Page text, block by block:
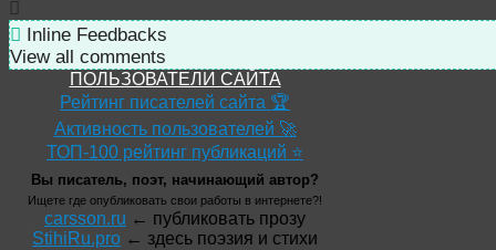
Inline Feedbacks
View all comments
ПОЛЬЗОВАТЕЛИ САЙТА
Рейтинг писателей сайта 🏆
Активность пользователей 🚀
ТОП-100 рейтинг публикаций ⭐
Вы писатель, поэт, начинающий автор?
Ищете где опубликовать свои работы в интернете?!
carsson.ru ← публиковать прозу
StihiRu.pro ← здесь поэзия и стихи